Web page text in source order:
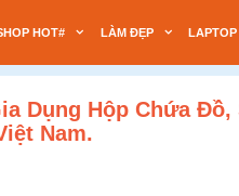
HOT# LÀM ĐẸP LAPTOP
Dụng Hộp Chứa
Nam.